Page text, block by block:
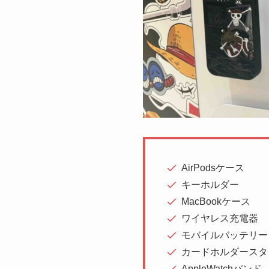
AirPodsケース
キーホルダー
MacBookケース
ワイヤレス充電器
モバイルバッテリー
カードホルダース